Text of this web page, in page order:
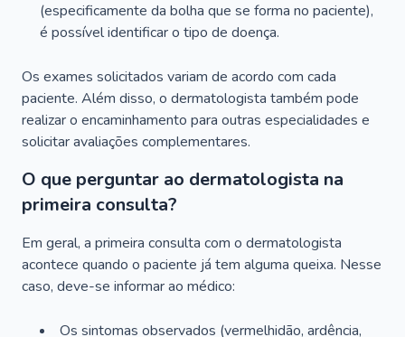
(especificamente da bolha que se forma no paciente),
é possível identificar o tipo de doença.
Os exames solicitados variam de acordo com cada
paciente. Além disso, o dermatologista também pode
realizar o encaminhamento para outras especialidades e
solicitar avaliações complementares.
O que perguntar ao dermatologista na
primeira consulta?
Em geral, a primeira consulta com o dermatologista
acontece quando o paciente já tem alguma queixa. Nesse
caso, deve-se informar ao médico:
Os sintomas observados (vermelhidão, ardência,